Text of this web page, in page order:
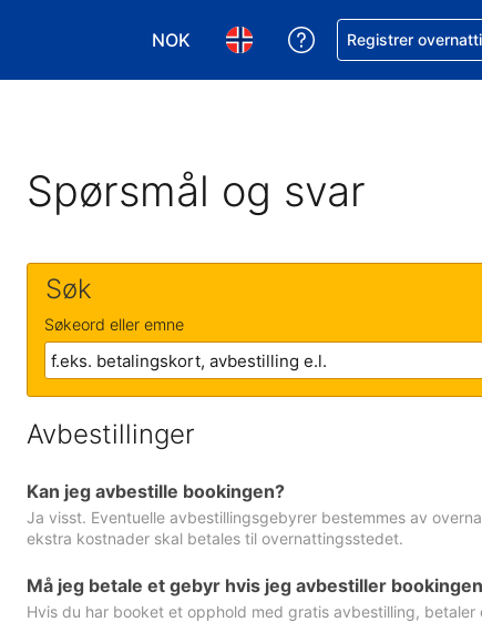
NOK
Velg valuta. Du har valgt Norsk krone
Velg språk. Du har valgt
Få hjelp med
Registrer
Spørsmål og svar
Søk
Søkeord eller emne
Avbestillinger
Kan jeg avbestille bookingen?
Ja visst. Eventuelle avbestillingsgebyrer bestemmes av
ekstra kostnader skal betales til overnattingsstedet.
Må jeg betale et gebyr hvis jeg avbestiller
Hvis du har booket et opphold med gratis avbestilling,